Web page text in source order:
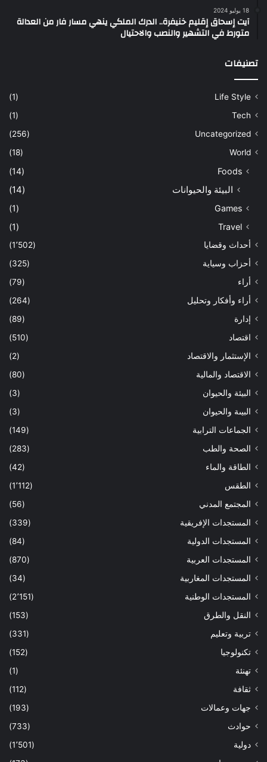
18 يوليو 2024
آيت إسحاق إقليم خنيفرة.. الدرك الملكي ينهي مسار فار من العدالة
متورط في التشهير والنصب والاحتيال
تصنيفات
Life Style
(1)
Tech
(1)
Uncategorized
(256)
World
(18)
Foods
(14)
البيئة والحيوانات (14)
Games
(1)
Travel
(1)
أحداث وقضايا
(1٬502)
أحزاب وسياية
(325)
أراء
(79)
أراء وأفكار وتحليل
(264)
إدارة
(89)
اقتصاد
(510)
الإستثمار والاقتصاد
(2)
الاقتصاد والمالية
(80)
البيئة والحيوان
(3)
البيىة والحيوان
(3)
الجماعات الترابية
(149)
الصحة والطب
(283)
الطاقة والماء
(42)
الطقس
(1٬112)
المجتمع المدني
(56)
المستجدات الإفريقية
(339)
المستجدات الدولية
(84)
المستجدات العربية
(870)
المستجدات المغاربية
(34)
المستجدات الوطنية
(2٬151)
النقل والطرق
(153)
تربية وتعليم
(331)
تكنولوجيا
(152)
تهنئة
(1)
ثقافة
(112)
جهات وعمالات
(193)
حوادث
(733)
دولية
(1٬501)